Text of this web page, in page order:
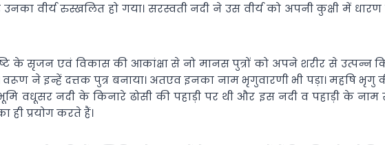
वीर्य रुस्खलित हो गया। सरस्वती नदी ने उस वीर्य को अपनी कुक्षी में
के सृजन एवं विकास की आकांक्षा से नो मानस पुत्रों को अपने शरीर से उत्पन्न
वरूण ने इन्हें दत्तक पुत्र बनाया। अतएव इनका नाम भृगुवारणी भी पड़ा। महषि
नदी के किनारे ढोसी की पहाड़ी पर थी और इस नदी व पहाड़ी के नाम
प्रयोग करते हैं।